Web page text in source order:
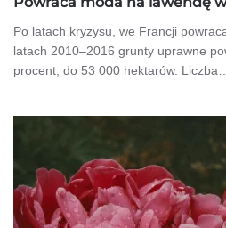
Po latach kryzysu, we Francji
latach 2010–2016 grunty uprawne
procent, do 53 000 hektarów. Liczba…